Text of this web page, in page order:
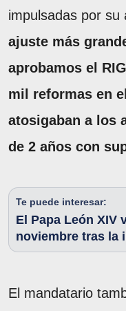
impulsadas por su
ajuste más
aprobamos el
mil reformas en
atosigaban a los
de 2 años con
Te puede interesar:
El Papa León XIV
noviembre tras la
El mandatario